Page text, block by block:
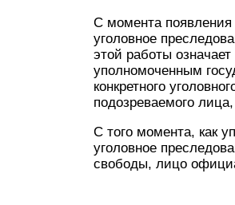
С момента появления
уголовное
этой работы
уполномоченным
конкретного
подозреваемого
С того момента, как
уголовное
свободы, лицо